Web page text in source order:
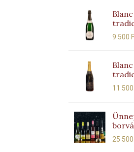
9 500
11 500
25 500